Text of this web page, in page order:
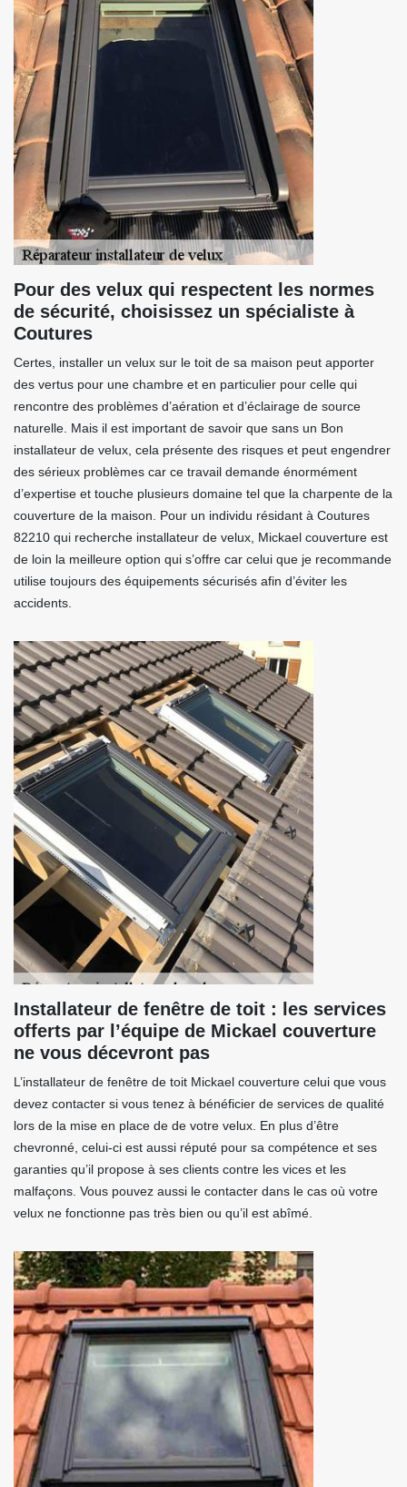
Pour des velux qui respectent les normes
de sécurité, choisissez un spécialiste à
Coutures
Certes, installer un velux sur le toit de sa maison peut apporter
des vertus pour une chambre et en particulier pour celle qui
rencontre des problèmes d’aération et d’éclairage de source
naturelle. Mais il est important de savoir que sans un Bon
installateur de velux, cela présente des risques et peut engendrer
des sérieux problèmes car ce travail demande énormément
d’expertise et touche plusieurs domaine tel que la charpente de la
couverture de la maison. Pour un individu résidant à Coutures
82210 qui recherche installateur de velux, Mickael couverture est
de loin la meilleure option qui s’offre car celui que je recommande
utilise toujours des équipements sécurisés afin d’éviter les
accidents.
Installateur de fenêtre de toit : les services
offerts par l’équipe de Mickael couverture
ne vous décevront pas
L’installateur de fenêtre de toit Mickael couverture celui que vous
devez contacter si vous tenez à bénéficier de services de qualité
lors de la mise en place de de votre velux. En plus d’être
chevronné, celui-ci est aussi réputé pour sa compétence et ses
garanties qu’il propose à ses clients contre les vices et les
malfaçons. Vous pouvez aussi le contacter dans le cas où votre
velux ne fonctionne pas très bien ou qu’il est abîmé.